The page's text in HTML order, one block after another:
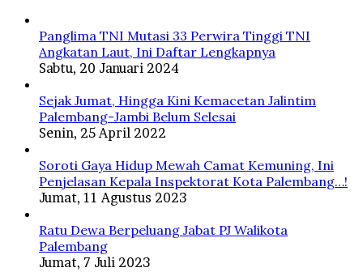
Panglima TNI Mutasi 33 Perwira Tinggi TNI
Angkatan Laut, Ini Daftar Lengkapnya
Sabtu, 20 Januari 2024
Sejak Jumat, Hingga Kini Kemacetan Jalintim
Palembang-Jambi Belum Selesai
Senin, 25 April 2022
Soroti Gaya Hidup Mewah Camat Kemuning, Ini
Penjelasan Kepala Inspektorat Kota Palembang…!
Jumat, 11 Agustus 2023
Ratu Dewa Berpeluang Jabat PJ Walikota
Palembang
Jumat, 7 Juli 2023